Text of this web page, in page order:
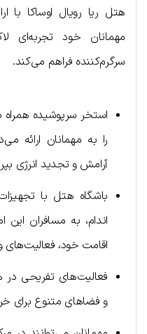
هتل ریا رویال اوساکا با
مهمانان خود تجربه‌ای
سرگرم‌کننده فراهم می‌کند.
استخر سرپوشیده همراه
را به مهمانان ارائه
آرامش و تجدید انرژی
باشگاه هتل با
اندام، به مسافران
اقامت خود، فعالیت‌های
فعالیت‌های تفریحی در
و فضاهای متنوع برای